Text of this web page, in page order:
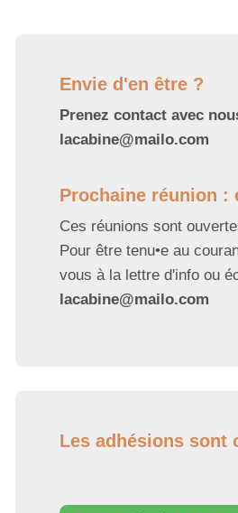
Envie d'en être ?
Prenez contact avec
lacabine@mailo.com
Prochaine réunion :
Ces réunions sont
Pour être tenu•e au
vous à la lettre d'info ou
lacabine@mailo.com
Les adhésions